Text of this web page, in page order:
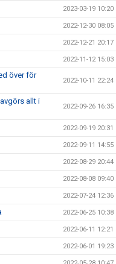
2023-03-19 10:20
2022-12-30 08:05
2022-12-21 20:17
2022-11-12 15:03
över för
2022-10-11 22:24
allt i
2022-09-26 16:35
2022-09-19 20:31
2022-09-11 14:55
2022-08-29 20:44
2022-08-08 09:40
2022-07-24 12:36
2022-06-25 10:38
2022-06-11 12:21
2022-06-01 19:23